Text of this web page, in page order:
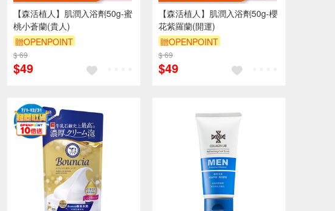
【森活植人】肌潤入浴劑50g-蜜
桃小蒼蘭(貴人)
贈OPENPOINT
$ 69
$49
【森活植人】肌潤入浴劑50g-櫻
花紫羅蘭(開運)
贈OPENPOINT
$ 69
$49